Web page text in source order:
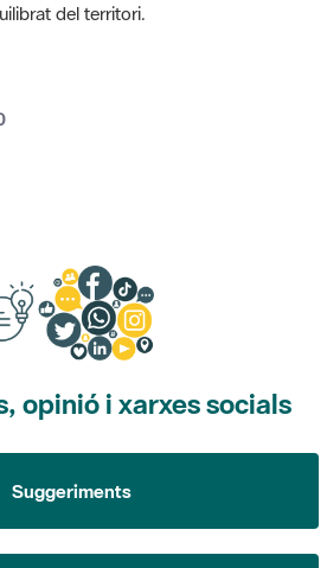
del territori.
La mitjana de les valoracions és de 0
opinió i xarxes socials
Suggeriments